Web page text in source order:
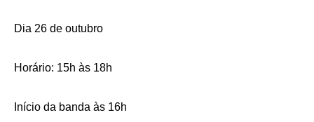
Dia 26 de outubro
Horário: 15h às 18h
Início da banda às 16h